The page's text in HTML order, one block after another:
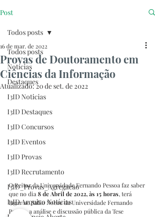
Post
Todos posts
Notícias
Destaques
I3ID Noticias
I3ID Destaques
I3ID Concursos
I3ID Eventos
I3ID Provas
I3ID Recrutamento
I3ID_Provas_Agregacao
I3ID Arquivo Notícias
Todos posts
Provas de Doutoramento em
Ciências da Informação
16 de mar. de 2022
Atualizado:20 de set. de 2022
O Reitor da Universidade Fernando Pessoa faz saber
que no dia 8 de Abril de 2022, às 15 horas, terá
lugar no Salão Nobre da Universidade Fernando
Pessoa, a análise e discussão pública da Tese